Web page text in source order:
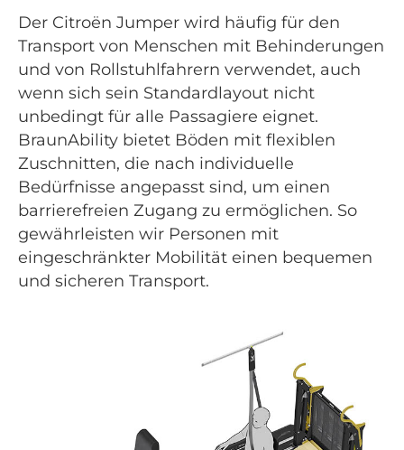
Der Citroën Jumper wird häufig für den
Transport von Menschen mit Behinderungen
und von Rollstuhlfahrern verwendet, auch
wenn sich sein Standardlayout nicht
unbedingt für alle Passagiere eignet.
BraunAbility bietet Böden mit flexiblen
Zuschnitten, die nach individuelle
Bedürfnisse angepasst sind, um einen
barrierefreien Zugang zu ermöglichen. So
gewährleisten wir Personen mit
eingeschränkter Mobilität einen bequemen
und sicheren Transport.